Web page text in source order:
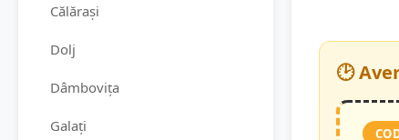
Călărași
Dolj
Dâmbovița
Galați
🕑